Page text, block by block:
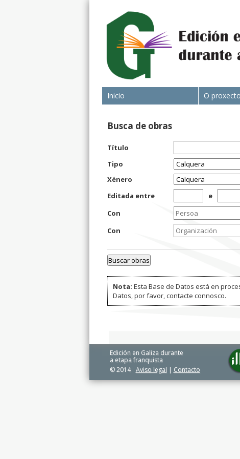
Inicio O proxecto
Busca de obras
Título
Tipo
Xénero
Editada entre
e
Con
Con
Nota: Esta Base de Datos está en
Datos, por favor, contacte connosco.
Edición en Galiza durante
a etapa franquista
© 2014
Aviso legal | Contacto